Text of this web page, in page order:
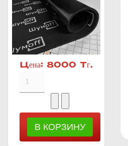
Цена: 8000 Тг.